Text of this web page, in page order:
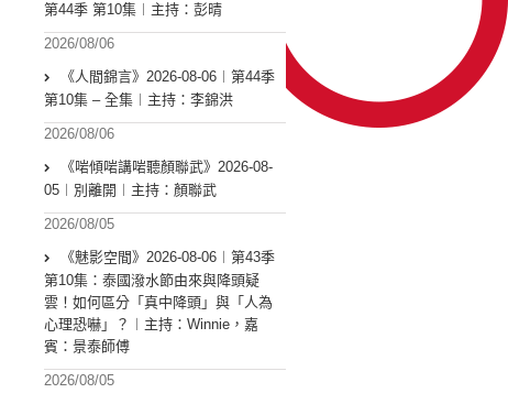
第44季 第10集︱主持：彭晴
2026/08/06
《人間錦言》2026-08-06︱第44季
第10集 – 全集︱主持：李錦洪
2026/08/06
《啱傾啱講啱聽顏聯武》2026-08-
05︱別離開︱主持：顏聯武
2026/08/05
《魅影空間》2026-08-06︱第43季
第10集：泰國潑水節由來與降頭疑
雲！如何區分「真中降頭」與「人為
心理恐嚇」？︱主持：Winnie，嘉
賓：景泰師傅
2026/08/05